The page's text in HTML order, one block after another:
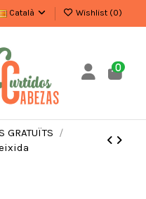
Català Wishlist (0)
0
GRATUÏTS